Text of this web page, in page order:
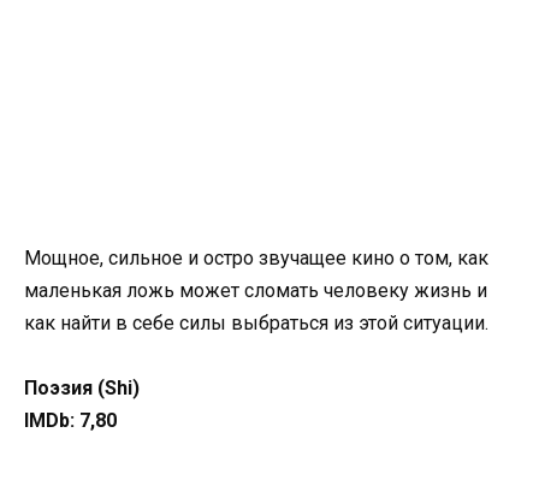
Мощное, сильное и остро звучащее кино о том, как
маленькая ложь может сломать человеку жизнь и
как найти в себе силы выбраться из этой ситуации.
Поэзия (Shi)
IMDb: 7,80